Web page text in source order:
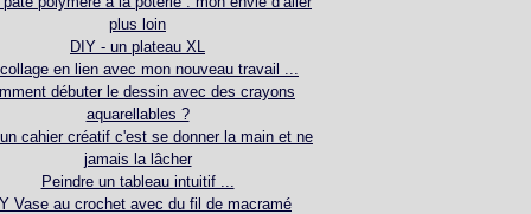
plus loin
DIY - un plateau XL
en lien avec mon nouveau travail ...
débuter le dessin avec des crayons
aquarellables ?
cahier créatif c'est se donner la main et ne
jamais la lâcher
Peindre un tableau intuitif ...
Vase au crochet avec du fil de macramé